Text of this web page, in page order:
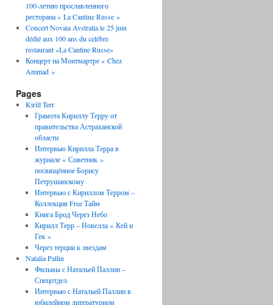
100-летию прославленного
ресторана « La Cantine Russe »
Concert Novaia Avstralia le 25 juin
dédié aux 100 ans du celèbre
restaurant «La Cantine Russe»
Концерт на Монтмартре « Chez
Ammad »
Pages
Kirill Terr
Грамота Кириллу Терру от
правительства Астраханской
области
Интервью Кирилла Терра в
журнале « Советник »
посвящённое Борису
Петрушанскому
Интервью с Кириллом Терром –
Коллекция Free Тайм
Книга Брод Через Небо
Кирилл Терр – Новелла « Кей и
Гея »
Через терции к звездам
Natalia Pallin
Фильмы с Натальей Паллин –
Спецотдел
Интервью с Натальей Паллин в
юбилейном литературном